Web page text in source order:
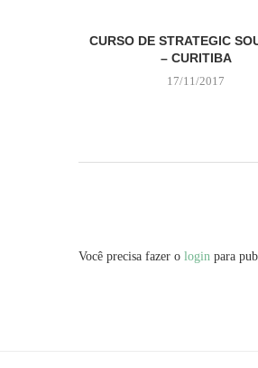
CURSO DE STRATEGIC
– CURITIBA
17/11/2017
Você precisa fazer o login para